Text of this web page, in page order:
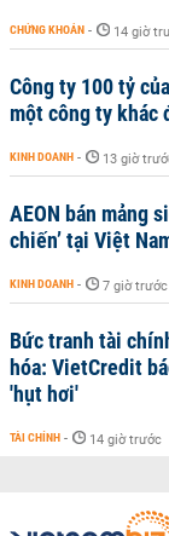
CHỨNG KHOÁN - 14 giờ
Công ty 100 tỷ
một công ty khác
KINH DOANH - 13 giờ
AEON bán mảng
chiến’ tại Việt
KINH DOANH - 7 giờ trước
Bức tranh tài
hóa: VietCredit
'hụt hơi'
TÀI CHÍNH - 14 giờ trước